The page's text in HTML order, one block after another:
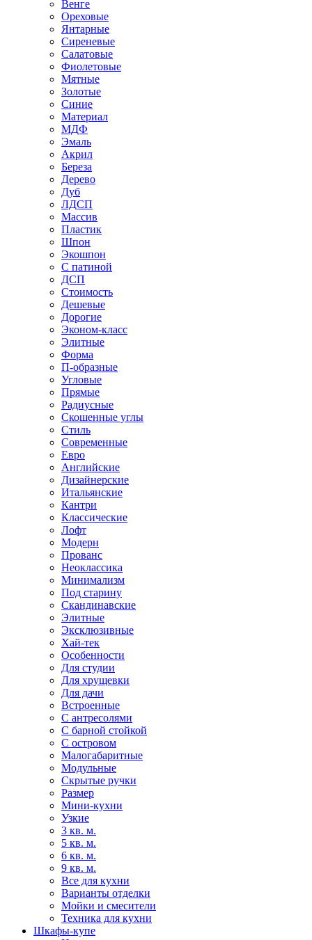
Венге
Ореховые
Янтарные
Сиреневые
Салатовые
Фиолетовые
Мятные
Золотые
Синие
Материал
МДФ
Эмаль
Акрил
Береза
Дерево
Дуб
ЛДСП
Массив
Пластик
Шпон
Экошпон
С патиной
ДСП
Стоимость
Дешевые
Дорогие
Эконом-класс
Элитные
Форма
П-образные
Угловые
Прямые
Радиусные
Скошенные углы
Стиль
Современные
Евро
Английские
Дизайнерские
Итальянские
Кантри
Классические
Лофт
Модерн
Прованс
Неоклассика
Минимализм
Под старину
Скандинавские
Элитные
Эксклюзивные
Хай-тек
Особенности
Для студии
Для хрущевки
Для дачи
Встроенные
С антресолями
С барной стойкой
С островом
Малогабаритные
Модульные
Скрытые ручки
Размер
Мини-кухни
Узкие
3 кв. м.
5 кв. м.
6 кв. м.
9 кв. м.
Все для кухни
Варианты отделки
Мойки и смесители
Техника для кухни
Шкафы-купе